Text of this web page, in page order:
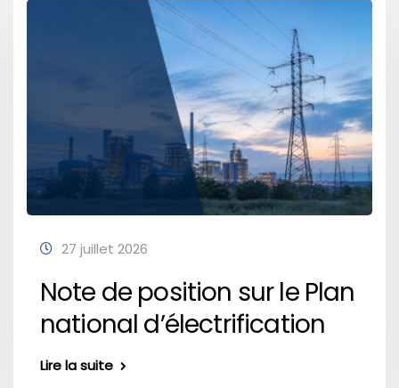
27 juillet 2026
Note de position sur le Plan
national d’électrification
Lire la suite